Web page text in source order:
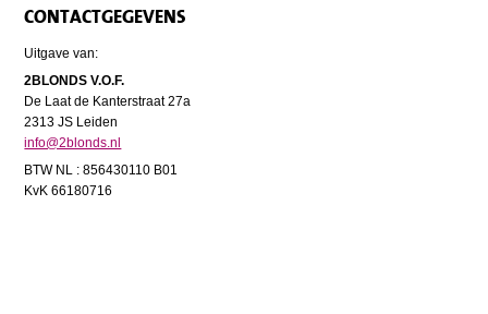
CONTACTGEGEVENS
Uitgave van:
2BLONDS V.O.F.
De Laat de Kanterstraat 27a
2313 JS Leiden
info@2blonds.nl
BTW NL : 856430110 B01
KvK 66180716